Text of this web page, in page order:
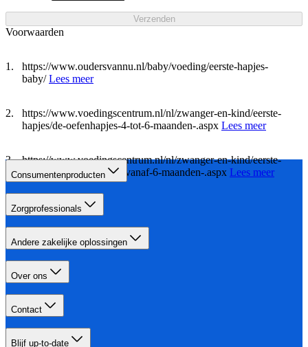
Verzenden
Voorwaarden
https://www.oudersvannu.nl/baby/voeding/eerste-hapjes-
baby/ Lees meer
https://www.voedingscentrum.nl/nl/zwanger-en-kind/eerste-
hapjes/de-oefenhapjes-4-tot-6-maanden-.aspx Lees meer
https://www.voedingscentrum.nl/nl/zwanger-en-kind/eerste-
hapjes/de-eerste-hapjes-vanaf-6-maanden-.aspx Lees meer
Consumentenproducten
Zorgprofessionals
Andere zakelijke oplossingen
Over ons
Contact
Blijf up-to-date